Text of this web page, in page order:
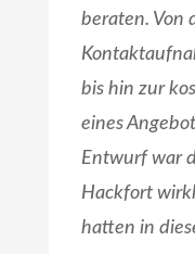
beraten. Von
bis hin zur
eines
Entwurf war
Hackfort
hatten in